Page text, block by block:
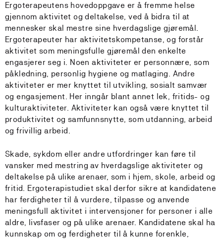
Ergoterapeutens hovedoppgave er å fremme helse
gjennom aktivitet og deltakelse, ved å bidra til at
mennesker skal mestre sine hverdagslige gjøremål.
Ergoterapeuter har aktivitetskompetanse, og forstår
aktivitet som meningsfulle gjøremål den enkelte
engasjerer seg i. Noen aktiviteter er personnære, som
påkledning, personlig hygiene og matlaging. Andre
aktiviteter er mer knyttet til utvikling, sosialt samvær
og engasjement. Her inngår blant annet lek, fritids- og
kulturaktiviteter. Aktiviteter kan også være knyttet til
produktivitet og samfunnsnytte, som utdanning, arbeid
og frivillig arbeid.
Skade, sykdom eller andre utfordringer kan føre til
vansker med mestring av hverdagslige aktiviteter og
deltakelse på ulike arenaer, som i hjem, skole, arbeid og
fritid. Ergoterapistudiet skal derfor sikre at kandidatene
har ferdigheter til å vurdere, tilpasse og anvende
meningsfull aktivitet i intervensjoner for personer i alle
aldre, livsfaser og på ulike arenaer. Kandidatene skal ha
kunnskap om og ferdigheter til å kunne forenkle,